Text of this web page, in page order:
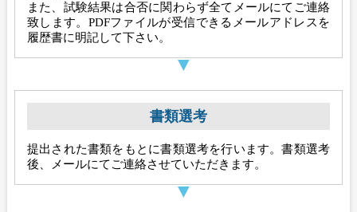
また、試験結果は合否に関わらず全てメールにてご連絡
致します。PDFファイルが受信できるメールアドレスを
履歴書に明記して下さい。
書類選考
提出された書類をもとに書類選考を行います。書類選考
後、メールにてご連絡させていただきます。